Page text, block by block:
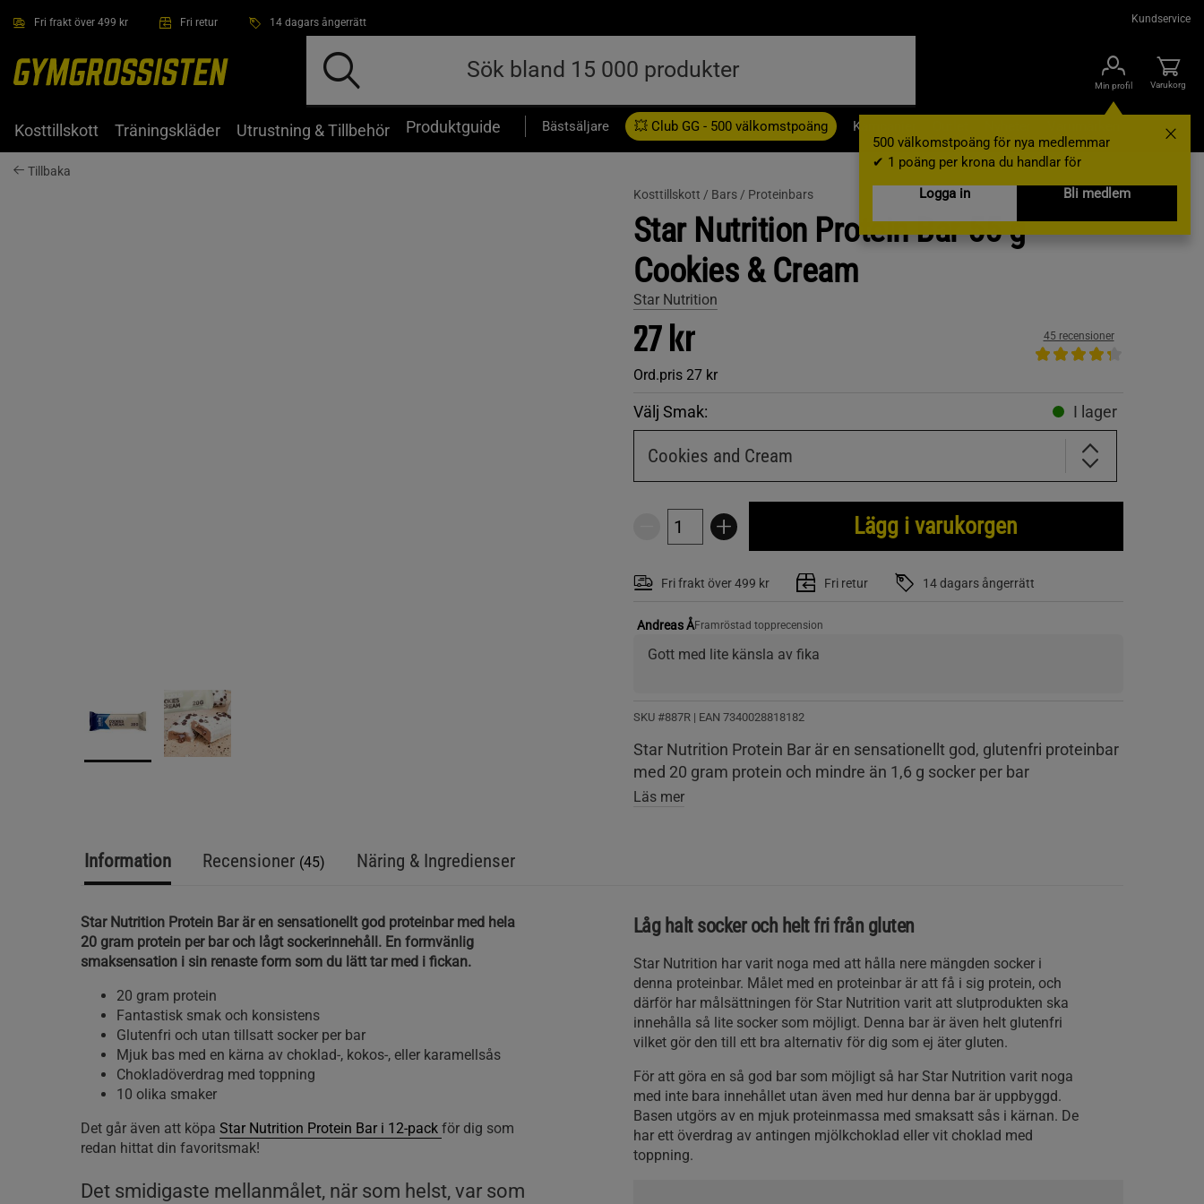
Fri frakt över 499 kr Fri retur 14 dagars ångerrätt Kundservice
Min profil
500 välkomstpoäng för nya medlemmar
✔ 1 poäng per krona du handlar för
Logga in
Bli medlem
Varukorg
Kosttillskott Träningskläder Utrustning & Tillbehör Produktguide Bästsäljare 💥 Club GG - 500 välkomstpoäng Kampanjer
Tillbaka
Kosttillskott / Bars / Proteinbars
Star Nutrition Protein Bar 55 g
Cookies & Cream
Star Nutrition
27 kr
Ord.pris 27 kr
45 recensioner
Välj Smak: I lager
Cookies and Cream
Lägg i varukorgen
Fri frakt över 499 kr Fri retur 14 dagars ångerrätt
Andreas ÅFramröstad topprecension
Gott med lite känsla av fika
SKU #887R | EAN 7340028818182
Star Nutrition Protein Bar är en sensationellt god, glutenfri proteinbar
med 20 gram protein och mindre än 1,6 g socker per bar
Läs mer
Information Recensioner (45) Näring & Ingredienser
Star Nutrition Protein Bar är en sensationellt god proteinbar med hela
20 gram protein per bar och lågt sockerinnehåll. En formvänlig
smaksensation i sin renaste form som du lätt tar med i fickan.
20 gram protein
Fantastisk smak och konsistens
Glutenfri och utan tillsatt socker per bar
Mjuk bas med en kärna av choklad-, kokos-, eller karamellsås
Chokladöverdrag med toppning
10 olika smaker
Det går även att köpa Star Nutrition Protein Bar i 12-pack för dig som
redan hittat din favoritsmak!
Det smidigaste mellanmålet, när som helst, var som
Låg halt socker och helt fri från gluten
Star Nutrition har varit noga med att hålla nere mängden socker i
denna proteinbar. Målet med en proteinbar är att få i sig protein, och
därför har målsättningen för Star Nutrition varit att slutprodukten ska
innehålla så lite socker som möjligt. Denna bar är även helt glutenfri
vilket gör den till ett bra alternativ för dig som ej äter gluten.
För att göra en så god bar som möjligt så har Star Nutrition varit noga
med inte bara innehållet utan även med hur denna bar är uppbyggd.
Basen utgörs av en mjuk proteinmassa med smaksatt sås i kärnan. De
har ett överdrag av antingen mjölkchoklad eller vit choklad med
toppning.